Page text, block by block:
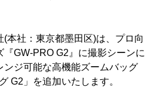
本社：東京都墨田区)は、プロ向
GW-PRO G2』に撮影シーンに
ンジ可能な高機能ズームバッグ
G2」を追加いたします。